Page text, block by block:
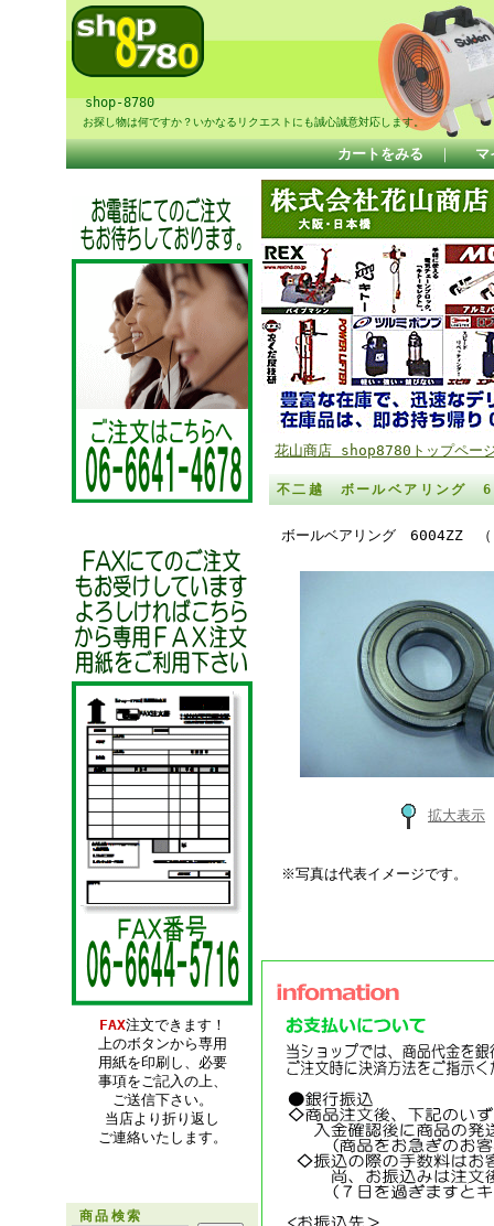
shop-8780
お探し物は何ですか？いかなるリクエストにも誠心誠意対応します。
カートをみる ｜ マ
FAX注文できます！
上のボタンから専用
用紙を印刷し、必要
事項をご記入の上、
ご送信下さい。
当店より折り返し
ご連絡いたします。
商品検索
花山商店 shop8780トップペー
不二越 ボールベアリング
ボールベアリング 6004ZZ
拡大表示
※写真は代表イメージです。